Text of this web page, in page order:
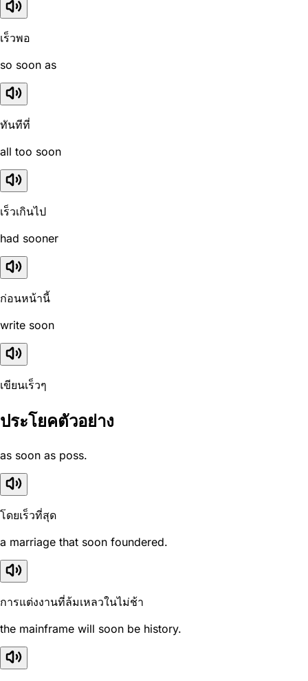
เร็วพอ
so soon as
ทันทีที่
all too soon
เร็วเกินไป
had sooner
ก่อนหน้านี้
write soon
เขียนเร็วๆ
ประโยคตัวอย่าง
as soon as poss.
โดยเร็วที่สุด
a marriage that soon foundered.
การแต่งงานที่ล้มเหลวในไม่ช้า
the mainframe will soon be history.